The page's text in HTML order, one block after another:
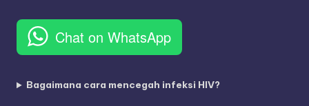
Chat on WhatsApp
Bagaimana cara mencegah infeksi HIV?